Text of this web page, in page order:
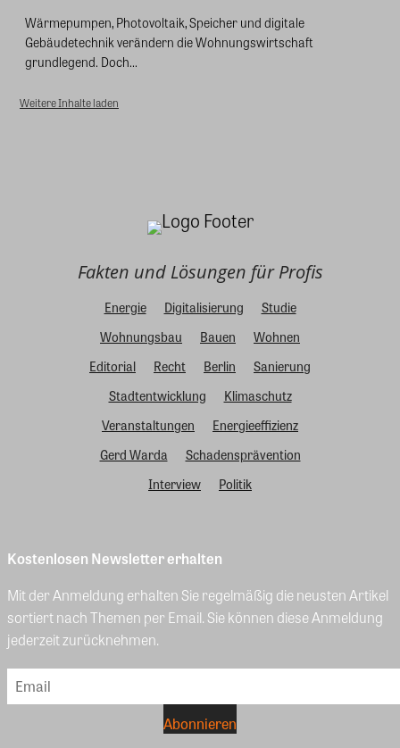
Wärmepumpen, Photovoltaik, Speicher und digitale
Gebäudetechnik verändern die Wohnungswirtschaft
grundlegend. Doch...
Weitere Inhalte laden
Fakten und Lösungen für Profis
Energie Digitalisierung
Studie
Wohnungsbau
Bauen
Wohnen
Editorial
Recht Berlin
Sanierung
Stadtentwicklung
Klimaschutz
Veranstaltungen
Energieeffizienz
Gerd Warda
Schadensprävention
Interview
Politik
Kostenlosen Newsletter erhalten
Mit der Anmeldung erhalten Sie regelmäßig die neusten Artikel
sortiert nach Themen per Email. Sie können diese Anmeldung
jederzeit zurücknehmen.